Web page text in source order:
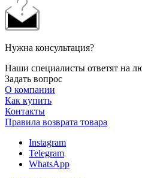
Нужна консультация?
Наши специалисты ответят на
Задать вопрос
О компании
Как купить
Контакты
Правила возврата товара
Instagram
Telegram
WhatsApp